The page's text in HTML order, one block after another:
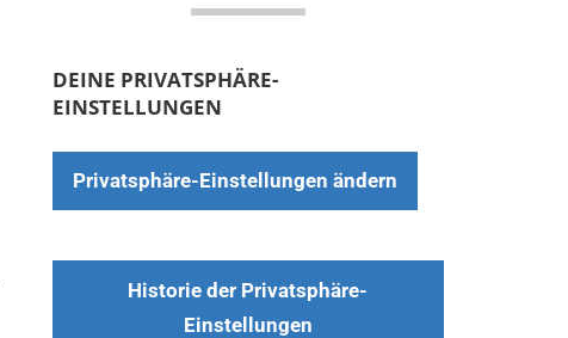
DEINE PRIVATSPHÄRE-
EINSTELLUNGEN
Privatsphäre-Einstellungen ändern
Historie der Privatsphäre-
Einstellungen